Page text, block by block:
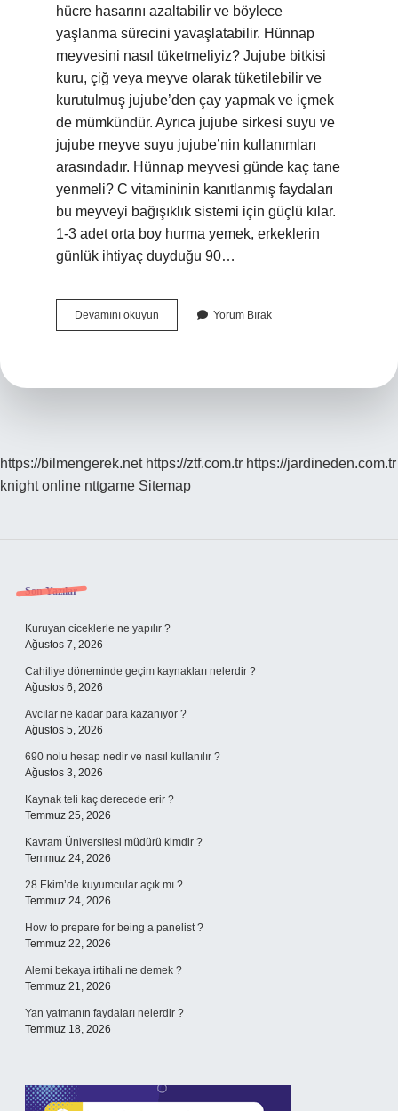
hücre hasarını azaltabilir ve böylece
yaşlanma sürecini yavaşlatabilir. Hünnap
meyvesini nasıl tüketmeliyiz? Jujube bitkisi
kuru, çiğ veya meyve olarak tüketilebilir ve
kurutulmuş jujube’den çay yapmak ve içmek
de mümkündür. Ayrıca jujube sirkesi suyu ve
jujube meyve suyu jujube’nin kullanımları
arasındadır. Hünnap meyvesi günde kaç tane
yenmeli? C vitamininin kanıtlanmış faydaları
bu meyveyi bağışıklık sistemi için güçlü kılar.
1-3 adet orta boy hurma yemek, erkeklerin
günlük ihtiyaç duyduğu 90…
Devamını okuyun
Çiğ
Yorum Bırak
https://bilmengerek.net https://ztf.com.tr https://jardineden.com.tr
knight online nttgame Sitemap
Sidebar
Son Yazılar
Kuruyan ciceklerle ne yapılır ?
Ağustos 7, 2026
Cahiliye döneminde geçim kaynakları nelerdir ?
Ağustos 6, 2026
Avcılar ne kadar para kazanıyor ?
Ağustos 5, 2026
690 nolu hesap nedir ve nasıl kullanılır ?
Ağustos 3, 2026
Kaynak teli kaç derecede erir ?
Temmuz 25, 2026
Kavram Üniversitesi müdürü kimdir ?
Temmuz 24, 2026
28 Ekim’de kuyumcular açık mı ?
Temmuz 24, 2026
How to prepare for being a panelist ?
Temmuz 22, 2026
Alemi bekaya irtihali ne demek ?
Temmuz 21, 2026
Yan yatmanın faydaları nelerdir ?
Temmuz 18, 2026